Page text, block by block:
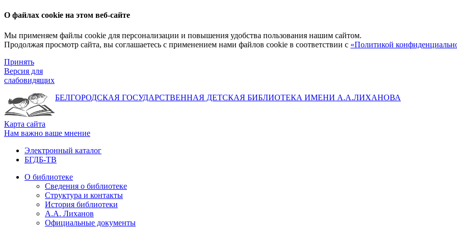
О файлах cookie на этом веб-сайте
Мы применяем файлы cookie для персонализации и повышения удобства пользования нашим сайтом.
Продолжая просмотр сайта, вы соглашаетесь с применением нами файлов cookie в соответствии с «Политикой
Принять
Версия для
слабовидящих
БЕЛГОРОДСКАЯ ГОСУДАРСТВЕННАЯ ДЕТСКАЯ БИБЛИОТЕКА ИМЕНИ А.А.ЛИХАНОВА
Карта сайта
Нам важно ваше мнение
Электронный каталог
БГДБ-ТВ
О библиотеке
Сведения о библиотеке
Структура и контакты
История библиотеки
А.А. Лиханов
Официальные документы